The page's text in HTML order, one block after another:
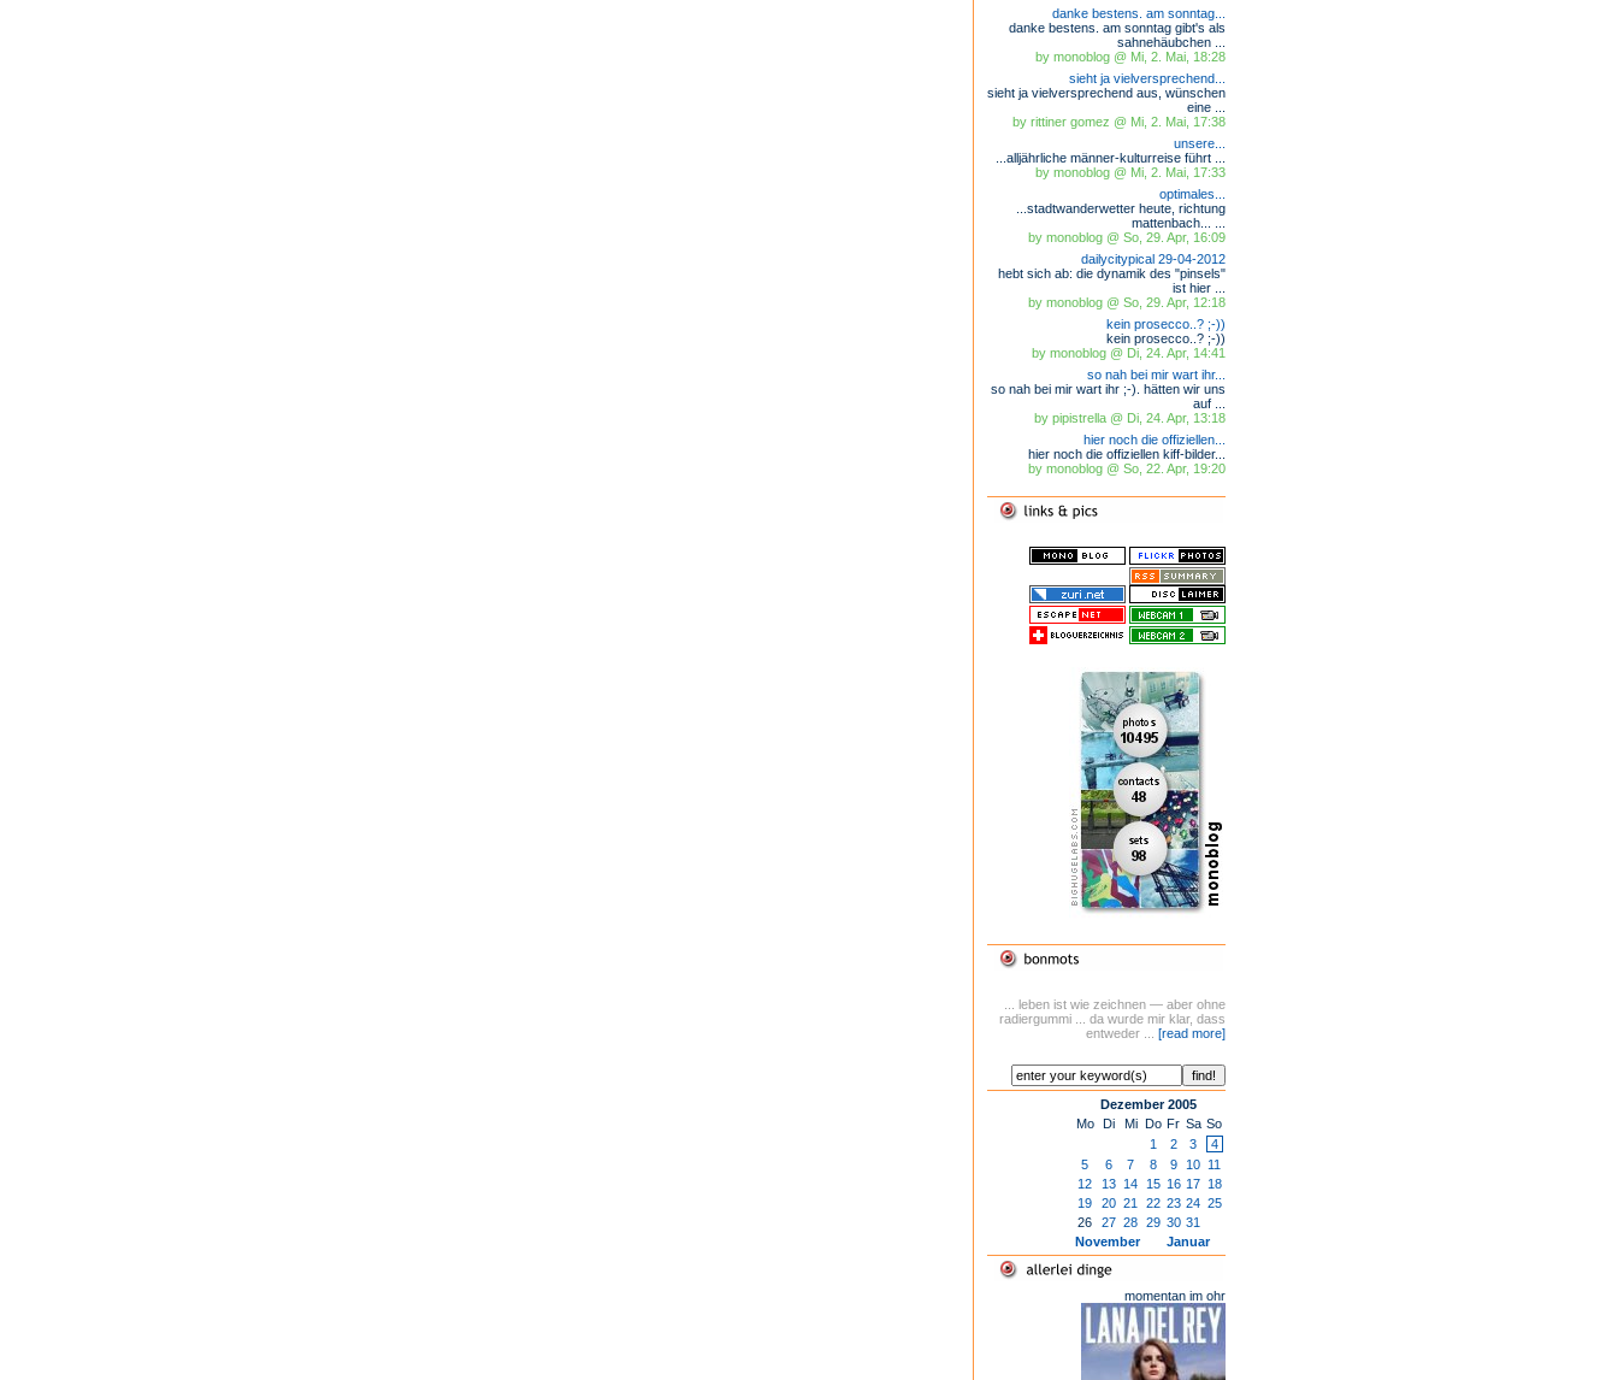
danke bestens. am sonntag...
danke bestens. am sonntag gibt's als
sahnehäubchen ...
by monoblog @ Mi, 2. Mai, 18:28
sieht ja vielversprechend...
sieht ja vielversprechend aus, wünschen
eine ...
by rittiner gomez @ Mi, 2. Mai, 17:38
unsere...
...alljährliche männer-kulturreise führt ...
by monoblog @ Mi, 2. Mai, 17:33
optimales...
...stadtwanderwetter heute, richtung
mattenbach... ...
by monoblog @ So, 29. Apr, 16:09
dailycitypical 29-04-2012
hebt sich ab: die dynamik des "pinsels"
ist hier ...
by monoblog @ So, 29. Apr, 12:18
kein prosecco..? ;-))
kein prosecco..? ;-))
by monoblog @ Di, 24. Apr, 14:41
so nah bei mir wart ihr...
so nah bei mir wart ihr ;-). hätten wir uns
auf ...
by pipistrella @ Di, 24. Apr, 13:18
hier noch die offiziellen...
hier noch die offiziellen kiff-bilder...
by monoblog @ So, 22. Apr, 19:20
... leben ist wie zeichnen — aber ohne
radiergummi ... da wurde mir klar, dass
entweder ...
[read more]
Dezember 2005
Mo
Di Mi Do Fr Sa So
1
2 3
4
5
6 7 8 9 10 11
12
13 14 15 16 17 18
19
20 21 22 23 24 25
26
27 28 29 30 31
November
Januar
momentan im ohr